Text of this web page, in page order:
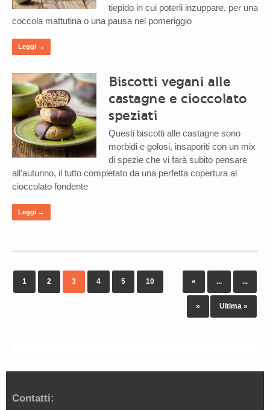
tiepido in cui poterli inzuppare, per una
coccola mattutina o una pausa nel pomeriggio
Leggi →
Biscotti vegani alle
castagne e cioccolato
speziati
Questi biscotti alle castagne sono
morbidi e golosi, insaporiti con un mix
di spezie che vi farà subito pensare
all’autunno, il tutto completato da una perfetta copertura al
cioccolato fondente
Leggi →
«
1 2 3 4 5 ...
10 ...
» Ultima »
Contatti: